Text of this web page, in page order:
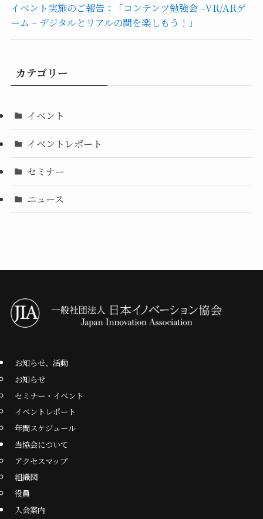
イベント実施のご報告：「コンテンツ勉強会 –VR/ARゲ
ーム – デジタルとリアルの間を楽しもう！」
カテゴリー
イベント
イベントレポート
セミナー
ニュース
お知らせ、活動
お知らせ
セミナー・イベント
イベントレポート
年間スケジュール
当協会について
アクセスマップ
組織図
役員
入会案内